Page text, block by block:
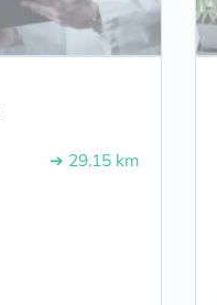
➔ 29.15 km